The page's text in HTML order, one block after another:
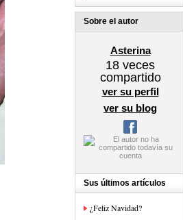
Sobre el autor
Asterina
18 veces
compartido
ver su perfil
ver su blog
Sus últimos artículos
¿Feliz Navidad?